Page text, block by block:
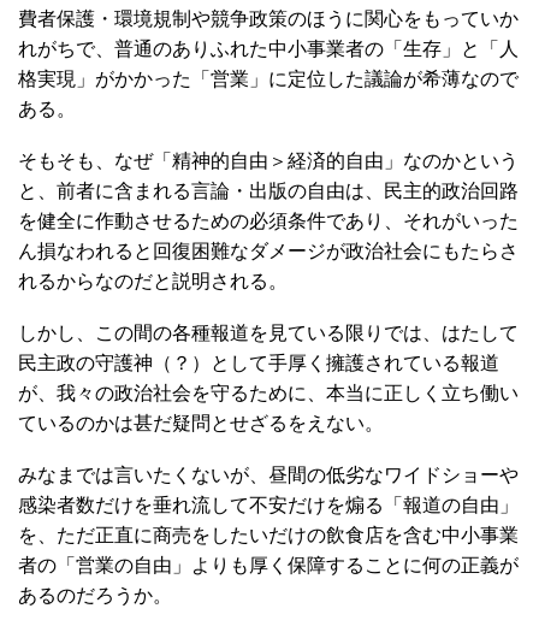
費者保護・環境規制や競争政策のほうに関心をもっていか
れがちで、普通のありふれた中小事業者の「生存」と「人
格実現」がかかった「営業」に定位した議論が希薄なので
ある。
そもそも、なぜ「精神的自由＞経済的自由」なのかという
と、前者に含まれる言論・出版の自由は、民主的政治回路
を健全に作動させるための必須条件であり、それがいった
ん損なわれると回復困難なダメージが政治社会にもたらさ
れるからなのだと説明される。
しかし、この間の各種報道を見ている限りでは、はたして
民主政の守護神（？）として手厚く擁護されている報道
が、我々の政治社会を守るために、本当に正しく立ち働い
ているのかは甚だ疑問とせざるをえない。
みなまでは言いたくないが、昼間の低劣なワイドショーや
感染者数だけを垂れ流して不安だけを煽る「報道の自由」
を、ただ正直に商売をしたいだけの飲食店を含む中小事業
者の「営業の自由」よりも厚く保障することに何の正義が
あるのだろうか。